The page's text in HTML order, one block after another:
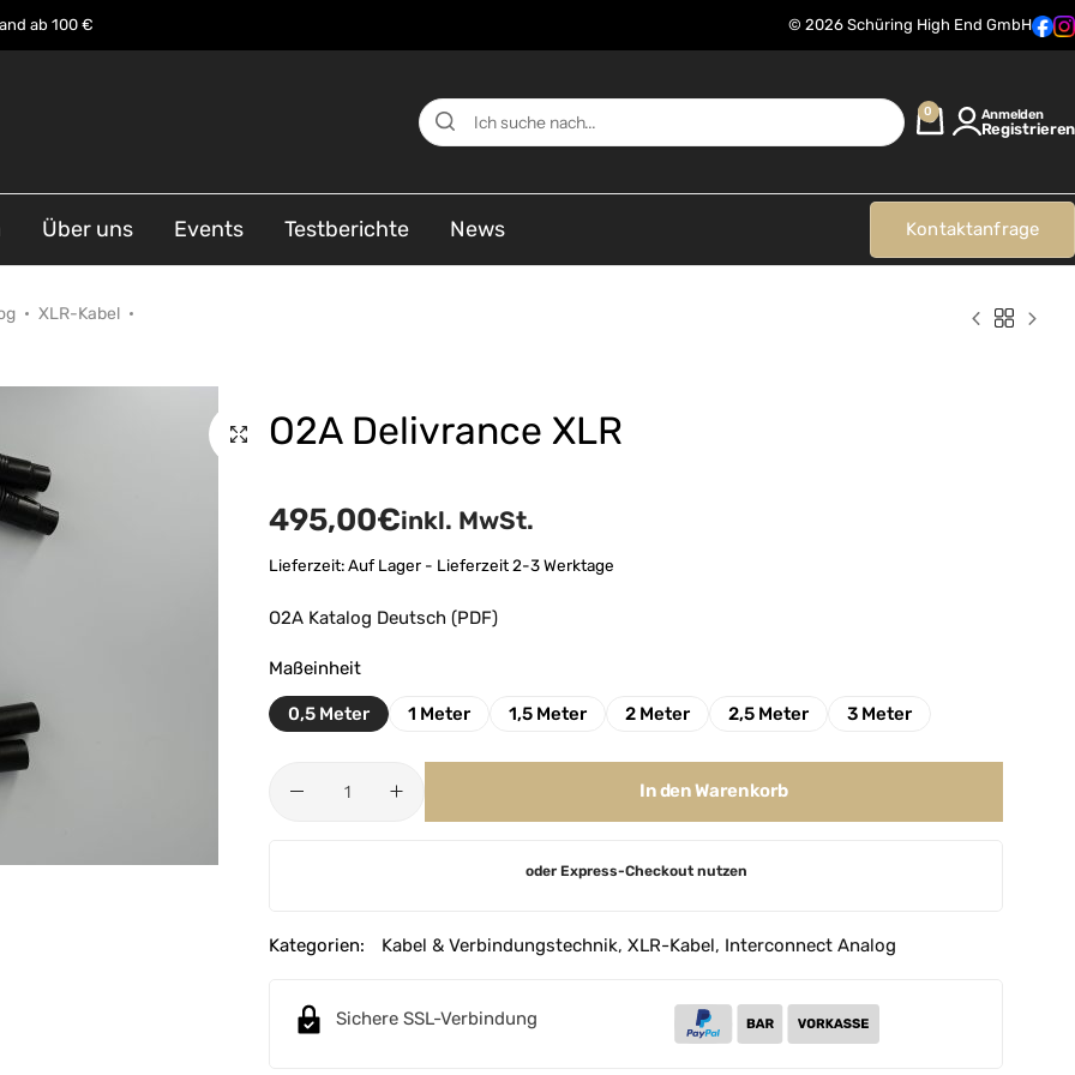
ab 100 € © 2026 Schüring High End GmbH
0 Anmelden
Registrieren
Über uns Events Testberichte News Kontaktanfrage
XLR-Kabel
O2A Delivrance XLR
495,00€inkl. MwSt.
Lieferzeit:Auf Lager - Lieferzeit 2-3 Werktage
O2A Katalog Deutsch (PDF)
Maßeinheit
0,5 Meter 1 Meter 1,5 Meter 2 Meter 2,5 Meter 3 Meter
In den Warenkorb
e
oder Express-Checkout nutzen
Kategorien: Kabel & Verbindungstechnik, XLR-Kabel, Interconnect Analog
Sichere SSL-Verbindung